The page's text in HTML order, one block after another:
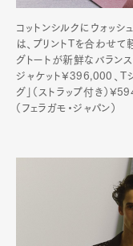
コットンシルクにウォッシ
は、プリントTを合わせて
グトートが新鮮なバランス
ジャケット¥396,000、T
グ」（ストラップ付き）
（フェラガモ・ジャパン）